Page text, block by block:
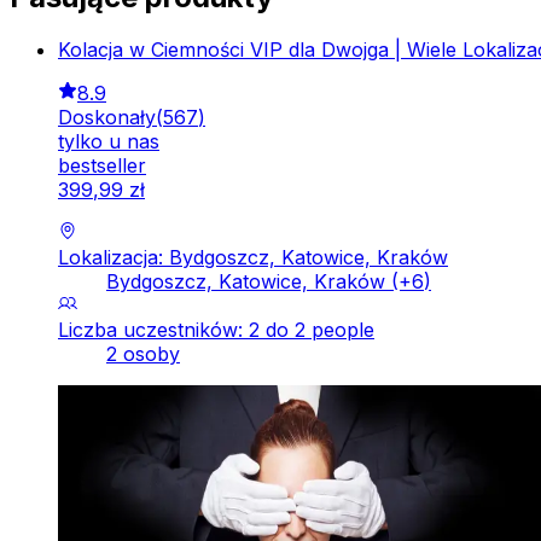
Kolacja w Ciemności VIP dla Dwojga | Wiele
8.9
Doskonały(567)
tylko u nas
bestseller
399,99 zł
Lokalizacja: Bydgoszcz, Katowice, Kraków
Bydgoszcz, Katowice, Kraków (+6)
Liczba uczestników: 2 do 2 people
2 osoby